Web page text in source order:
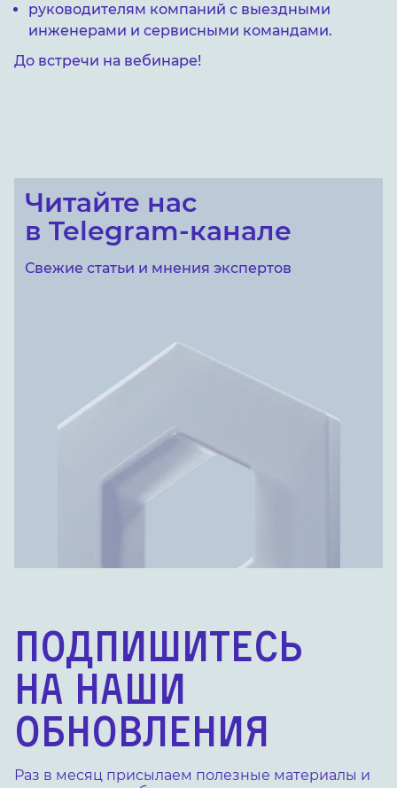
руководителям компаний с выездными
инженерами и сервисными командами.
До встречи на вебинаре!
Читайте нас
в Telegram-канале
Свежие статьи и мнения экспертов
Подпишитесь
на наши
обновления
Раз в месяц присылаем полезные материалы и